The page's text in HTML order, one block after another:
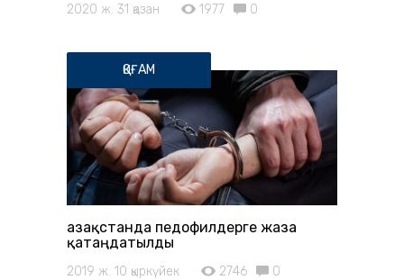
2020 ж. 31 қазан 1977 0
ҚОҒАМ
Қазақстанда педофилдерге жаза
қатаңдатылды
2019 ж. 10 қыркүйек 2746 0